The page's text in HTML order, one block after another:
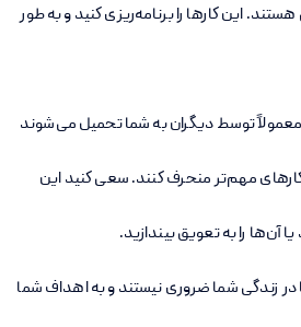
این کارها را برنامه‌ریزی کنید و به طور
معمولاً توسط دیگران به شما تحمیل می‌شوند
مهم‌تر منحرف کنند. سعی کنید این
یا آن‌ها را به تعویق بیندازید.
در زندگی شما ضروری نیستند و به اهداف شما